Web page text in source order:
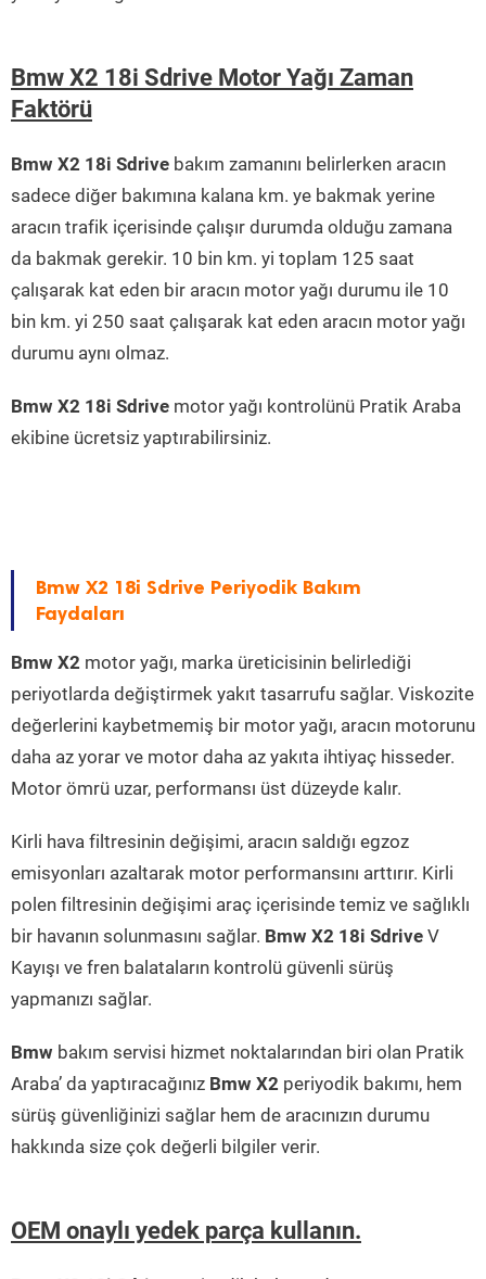
Bmw X2 18i Sdrive Motor Yağı Zaman
Faktörü
Bmw X2 18i Sdrive bakım zamanını belirlerken aracın
sadece diğer bakımına kalana km. ye bakmak yerine
aracın trafik içerisinde çalışır durumda olduğu zamana
da bakmak gerekir. 10 bin km. yi toplam 125 saat
çalışarak kat eden bir aracın motor yağı durumu ile 10
bin km. yi 250 saat çalışarak kat eden aracın motor yağı
durumu aynı olmaz.
Bmw X2 18i Sdrive motor yağı kontrolünü Pratik Araba
ekibine ücretsiz yaptırabilirsiniz.
Bmw X2 18i Sdrive Periyodik Bakım
Faydaları
Bmw X2 motor yağı, marka üreticisinin belirlediği
periyotlarda değiştirmek yakıt tasarrufu sağlar. Viskozite
değerlerini kaybetmemiş bir motor yağı, aracın motorunu
daha az yorar ve motor daha az yakıta ihtiyaç hisseder.
Motor ömrü uzar, performansı üst düzeyde kalır.
Kirli hava filtresinin değişimi, aracın saldığı egzoz
emisyonları azaltarak motor performansını arttırır. Kirli
polen filtresinin değişimi araç içerisinde temiz ve sağlıklı
bir havanın solunmasını sağlar. Bmw X2 18i Sdrive V
Kayışı ve fren balataların kontrolü güvenli sürüş
yapmanızı sağlar.
Bmw bakım servisi hizmet noktalarından biri olan Pratik
Araba’ da yaptıracağınız Bmw X2 periyodik bakımı, hem
sürüş güvenliğinizi sağlar hem de aracınızın durumu
hakkında size çok değerli bilgiler verir.
OEM onaylı yedek parça kullanın.